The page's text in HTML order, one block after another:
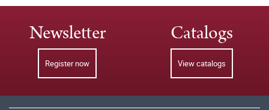
Newsletter
Register now
Catalogs
View catalogs